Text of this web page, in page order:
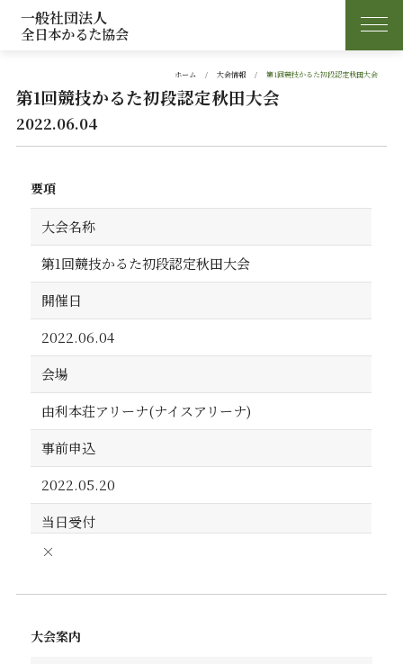
一般社団法人
全日本かるた協会
ホーム 大会情報 第1回競技かるた初段認定秋田大会
第1回競技かるた初段認定秋田大会
2022.06.04
要項
大会名称
第1回競技かるた初段認定秋田大会
開催日
2022.06.04
会場
由利本荘アリーナ(ナイスアリーナ)
事前申込
2022.05.20
当日受付
×
大会案内